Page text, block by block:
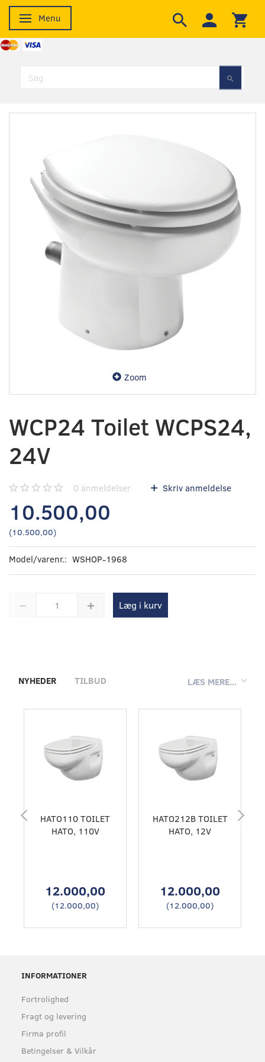
Skifte navigation
Menu
Zoom
WCP24 Toilet WCPS24,
24V
0 anmeldelser Skriv anmeldelse
10.500,00
(10.500,00)
Model/varenr.: WSHOP-1968
Læg i kurv
LÆS MERE...
NYHEDER TILBUD
HATO110 TOILET
HATO, 110V
12.000,00
(12.000,00)
HATO212B TOILET
HATO, 12V
12.000,00
(12.000,00)
INFORMATIONER
Fortrolighed
Fragt og levering
Firma profil
Betingelser & Vilkår